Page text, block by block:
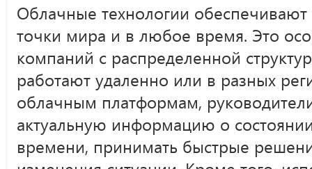
Облачные технологии
точки мира и в любое время. Это
компаний с распределенной
работают удаленно или в разных
облачным платформам,
актуальную информацию о
времени, принимать быстрые